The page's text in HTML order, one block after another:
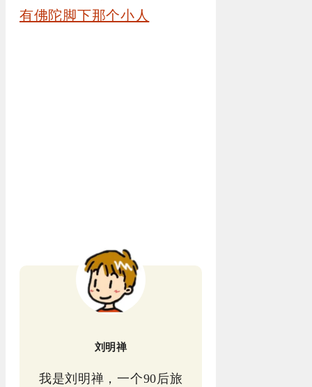
有佛陀脚下那个小人
刘明禅
我是刘明禅，一个90后旅